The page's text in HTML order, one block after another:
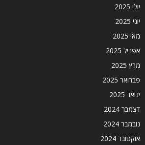
יולי 2025
יוני 2025
מאי 2025
אפריל 2025
מרץ 2025
פברואר 2025
ינואר 2025
דצמבר 2024
נובמבר 2024
אוקטובר 2024